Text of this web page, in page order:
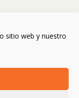
sitio web y nuestro